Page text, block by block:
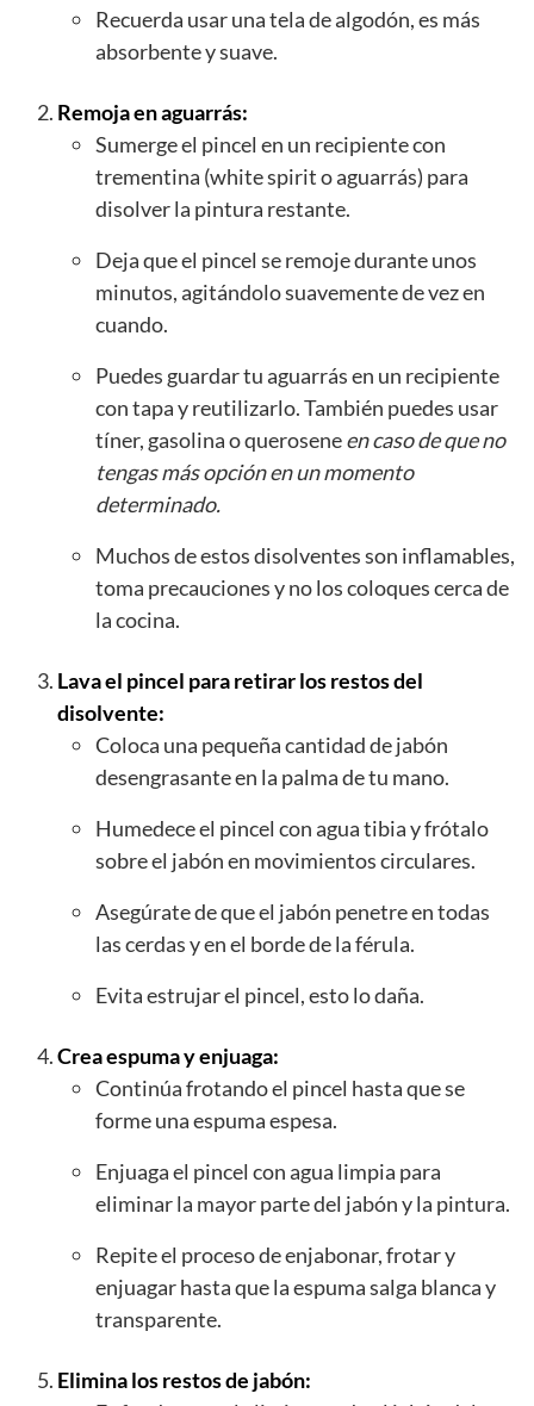
Recuerda usar una tela de algodón, es más
absorbente y suave.
Remoja en aguarrás:
Sumerge el pincel en un recipiente con
trementina (white spirit o aguarrás) para
disolver la pintura restante.
Deja que el pincel se remoje durante unos
minutos, agitándolo suavemente de vez en
cuando.
Puedes guardar tu aguarrás en un recipiente
con tapa y reutilizarlo. También puedes usar
tíner, gasolina o queroseneen caso de que no
tengas más opción en un momento
determinado.
Muchos de estos disolventes son inflamables,
toma precauciones y no los coloques cerca de
la cocina.
Lava el pincel para retirar los restos del
disolvente:
Coloca una pequeña cantidad de jabón
desengrasante en la palma de tu mano.
Humedece el pincel con agua tibia y frótalo
sobre el jabón en movimientos circulares.
Asegúrate de que el jabón penetre en todas
las cerdas y en el borde de la férula.
Evita estrujar el pincel, esto lo daña.
Crea espuma y enjuaga:
Continúa frotando el pincel hasta que se
forme una espuma espesa.
Enjuaga el pincel con agua limpia para
eliminar la mayor parte del jabón y la pintura.
Repite el proceso de enjabonar, frotar y
enjuagar hasta que la espuma salga blanca y
transparente.
Elimina los restos de jabón: